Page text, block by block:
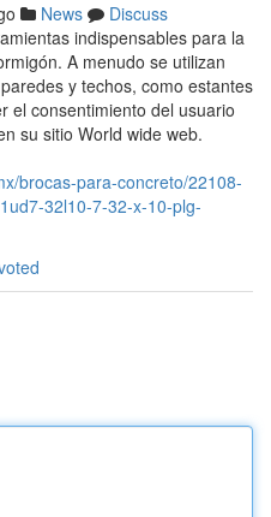
News
Discuss
indispensables para la
A menudo se utilizan
y techos, como estantes
el consentimiento del usuario
su sitio World wide web.
brocas-para-concreto/22108-
32l10-7-32-x-10-plg-